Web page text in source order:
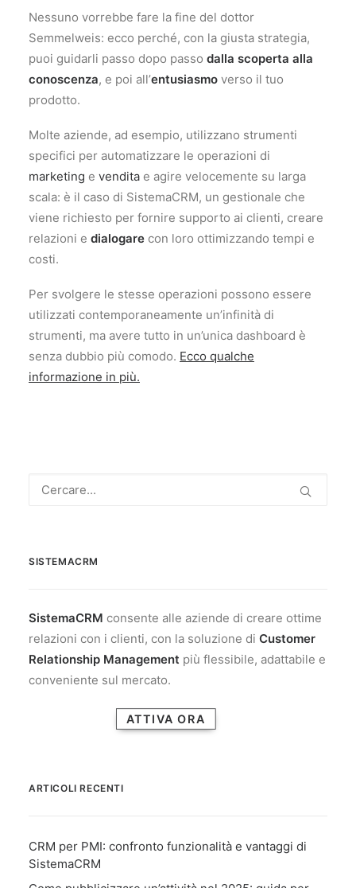
Nessuno vorrebbe fare la fine del dottor
Semmelweis: ecco perché, con la giusta strategia,
puoi guidarli passo dopo passo dalla scoperta alla
conoscenza, e poi all’entusiasmo verso il tuo
prodotto.
Molte aziende, ad esempio, utilizzano strumenti
specifici per automatizzare le operazioni di
marketing e vendita e agire velocemente su larga
scala: è il caso di SistemaCRM, un gestionale che
viene richiesto per fornire supporto ai clienti, creare
relazioni e dialogare con loro ottimizzando tempi e
costi.
Per svolgere le stesse operazioni possono essere
utilizzati contemporaneamente un’infinità di
strumenti, ma avere tutto in un’unica dashboard è
senza dubbio più comodo. Ecco qualche
informazione in più.
SISTEMACRM
SistemaCRM consente alle aziende di creare ottime
relazioni con i clienti, con la soluzione di Customer
Relationship Management più flessibile, adattabile e
conveniente sul mercato.
ATTIVA ORA
ARTICOLI RECENTI
CRM per PMI: confronto funzionalità e vantaggi di
SistemaCRM